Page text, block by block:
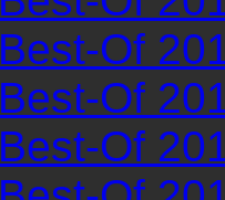
Best-Of
Best-Of
Best-Of